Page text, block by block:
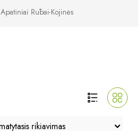
Apatiniai Rūbai-Kojinės